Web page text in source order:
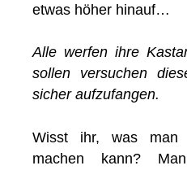
etwas höher hinauf…
Alle werfen ihre
sollen versuchen
sicher aufzufangen.
Wisst ihr, was man
machen kann?